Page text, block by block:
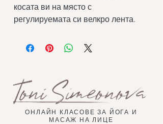
косата ви на място с
регулируемата си велкро лента.
ОНЛАЙН КЛАСОВЕ ЗА ЙОГА И
МАСАЖ НА ЛИЦЕ